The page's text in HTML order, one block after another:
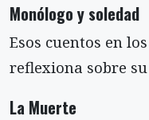
Monólogo y soledad
Esos cuentos en
reflexiona sobre
La Muerte